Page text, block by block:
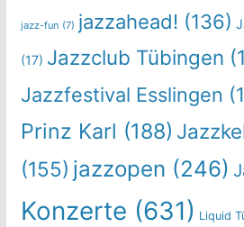
jazz-fun (7) jazzahead! (136)
(17) Jazzclub Tübingen
Jazzfestival Esslingen
Prinz Karl (188)
(155) jazzopen (246)
Konzerte (631) Liquid